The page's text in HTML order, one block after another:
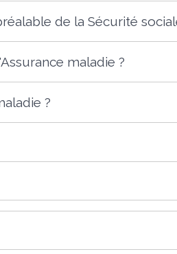
de la Sécurité
maladie ?
?